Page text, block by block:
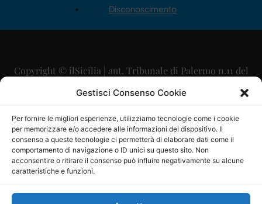
Gestisci Consenso Cookie
Per fornire le migliori esperienze, utilizziamo tecnologie come i cookie
per memorizzare e/o accedere alle informazioni del dispositivo. Il
consenso a queste tecnologie ci permetterà di elaborare dati come il
comportamento di navigazione o ID unici su questo sito. Non
acconsentire o ritirare il consenso può influire negativamente su alcune
caratteristiche e funzioni.
Disconoscimento
Copyright © ilSicilia | aut. Tribunale di Palermo n.11 del
29/09/2015
Direttore Editoriale: Maurizio Scaglione
Direttore Responsabile: Maria Calabrese